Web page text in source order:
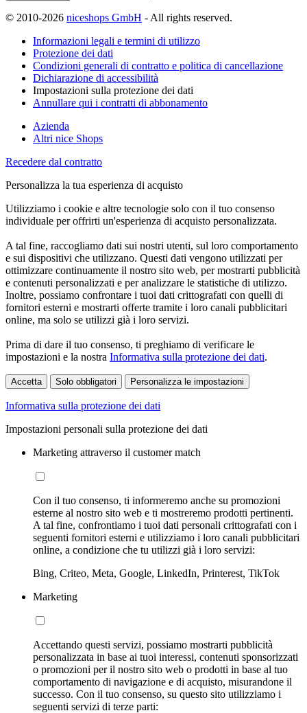
© 2010-2026 niceshops GmbH - All rights reserved.
Informazioni legali e termini di utilizzo
Protezione dei dati
Condizioni generali di contratto e politica di cancellazione
Dichiarazione di accessibilità
Impostazioni sulla protezione dei dati
Annullare qui i contratti di abbonamento
Azienda
Altri nice Shops
Recedere dal contratto
Personalizza la tua esperienza di acquisto
Utilizziamo i cookie e altre tecnologie solo con il tuo consenso
individuale per offrirti un'esperienza di acquisto personalizzata.
A tal fine, raccogliamo dati sui nostri utenti, sul loro comportamento
e sui dispositivi che utilizzano. Questi dati vengono utilizzati per
ottimizzare continuamente il nostro sito web, per mostrarti pubblicità
e contenuti personalizzati e per analizzare le statistiche di utilizzo.
Inoltre, possiamo confrontare i tuoi dati crittografati con quelli di
fornitori esterni e mostrarti offerte tramite i loro canali pubblicitari
online, ma solo se utilizzi già i loro servizi.
Prima di dare il tuo consenso, ti preghiamo di verificare le
impostazioni e la nostra Informativa sulla protezione dei dati.
Accetta Solo obbligatori Personalizza le impostazioni
Informativa sulla protezione dei dati
Impostazioni personali sulla protezione dei dati
Marketing attraverso il customer match
Con il tuo consenso, ti informeremo anche su promozioni
esterne al nostro sito web e ti mostreremo prodotti pertinenti.
A tal fine, confrontiamo i tuoi dati personali crittografati con i
seguenti fornitori esterni e utilizziamo i loro canali pubblicitari
online, a condizione che tu utilizzi già i loro servizi:
Bing, Criteo, Meta, Google, LinkedIn, Printerest, TikTok
Marketing
Accettando questi servizi, possiamo mostrarti pubblicità
personalizzata in base ai tuoi interessi, contenuti sponsorizzati
o promozioni per il nostro sito web o prodotti in base al tuo
comportamento di navigazione e di acquisto, misurandone il
successo. Con il tuo consenso, su questo sito utilizziamo i
seguenti servizi di terze parti: